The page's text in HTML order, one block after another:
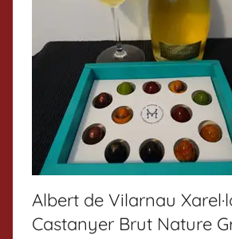
Albert de Vilarnau
Castanyer Brut Nature